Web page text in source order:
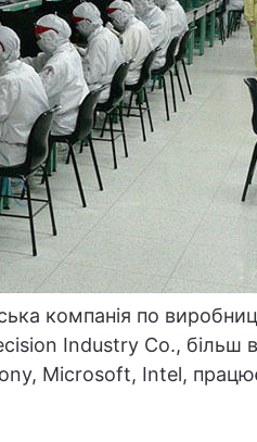
компанія по
Industry Co., більш
Microsoft, Intel,